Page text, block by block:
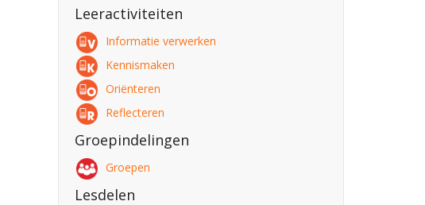
Leeractiviteiten
Informatie verwerken
Kennismaken
Oriënteren
Reflecteren
Groepindelingen
Groepen
Lesdelen